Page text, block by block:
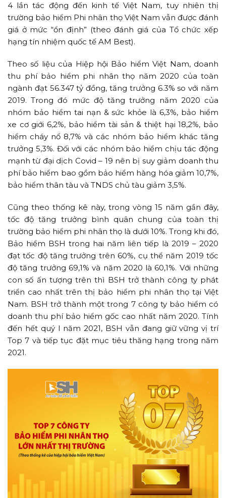
4 lần tác động đến kinh tế Việt Nam, tuy nhiên thị
trường bảo hiểm Phi nhân thọ Việt Nam vẫn được đánh
giá ở mức “ổn định” (theo đánh giá của Tổ chức xếp
hạng tín nhiệm quốc tế AM Best).
Theo số liệu của Hiệp hội Bảo hiểm Việt Nam, doanh
thu phí bảo hiểm phi nhân thọ năm 2020 của toàn
ngành đạt 56.347 tỷ đồng, tăng trưởng 6.3% so với năm
2019. Trong đó mức độ tăng trưởng năm 2020 của
nhóm bảo hiểm tai nạn & sức khỏe là 6,3%, bảo hiểm
xe cơ giới 6,2%, bảo hiểm tài sản & thiệt hại 18,2%, bảo
hiểm cháy nổ 8,7% và các nhóm bảo hiểm khác tăng
trưởng 5,3%. Đối với các nhóm bảo hiểm chịu tác động
mạnh từ đại dịch Covid – 19 nên bị suy giảm doanh thu
phí bảo hiểm bao gồm bảo hiểm hàng hóa giảm 10,7%,
bảo hiểm thân tàu và TNDS chủ tàu giảm 3,5%.
Cũng theo thống kê này, trong vòng 15 năm gần đây,
tốc độ tăng trưởng bình quân chung của toàn thị
trường bảo hiểm phi nhân thọ là dưới 10%. Trong khi đó,
Bảo hiểm BSH trong hai năm liên tiếp là 2019 – 2020
đạt tốc độ tăng trưởng trên 60%, cụ thể năm 2019 tốc
độ tăng trưởng 69,1% và năm 2020 là 60,1%. Với những
con số ấn tượng trên thì BSH trở thành công ty phát
triển cao nhất trên thị bảo hiểm phi nhân thọ tại Việt
Nam. BSH trở thành một trong 7 công ty bảo hiểm có
doanh thu phí bảo hiểm gốc cao nhất năm 2020. Tính
đến hết quý I năm 2021, BSH vẫn đang giữ vững vị trí
Top 7 và tiếp tục đặt mục tiêu thăng hạng trong năm
2021.